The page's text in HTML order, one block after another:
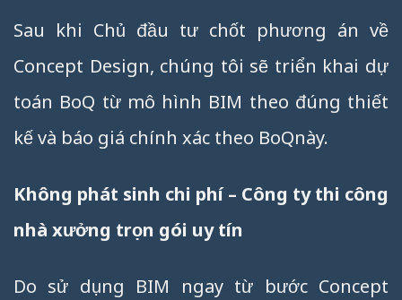
Sau khi Chủ đầu tư chốt phương án về
Concept Design, chúng tôi sẽ triển khai dự
toán BoQ từ mô hình BIM theo đúng thiết
kế và báo giá chính xác theo BoQnày.
Không phát sinh chi phí – Công ty thi công
nhà xưởng trọn gói uy tín
Do sử dụng BIM ngay từ bước Concept